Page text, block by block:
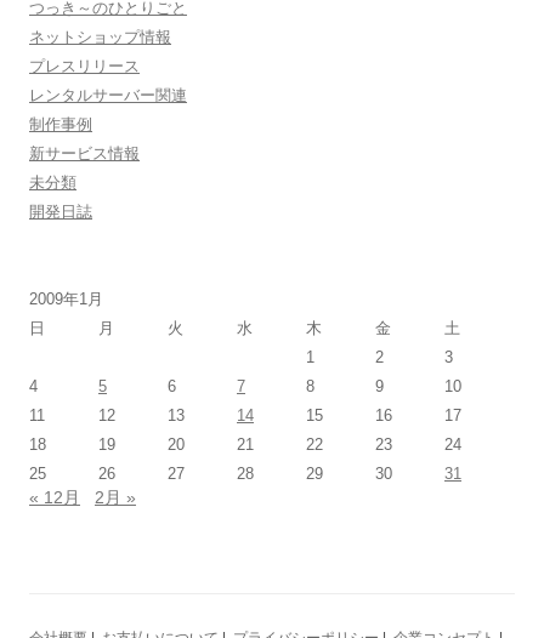
つっき～のひとりごと
ネットショップ情報
プレスリリース
レンタルサーバー関連
制作事例
新サービス情報
未分類
開発日誌
2009年1月
日
月 火 水 木 金
土
1
2
3
4
5 6 7 8 9
10
11
12 13 14 15 16
17
18
19 20 21 22 23
24
25
26 27 28 29 30 31
« 12月 2月 »